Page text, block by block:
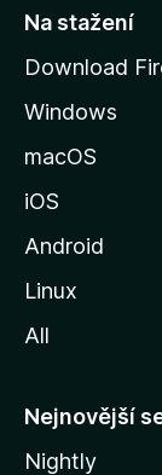
t
á
n
M
o
l
y
Na stažení
Download
Windows
macOS
iOS
Android
Linux
All
Nejnovější
Nightly